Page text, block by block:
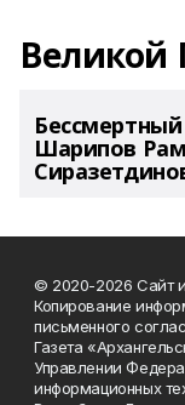
Великой
Шарипов
© 2020-2026 Сайт
Копирование
письменного
Газета
Управлении
информационных